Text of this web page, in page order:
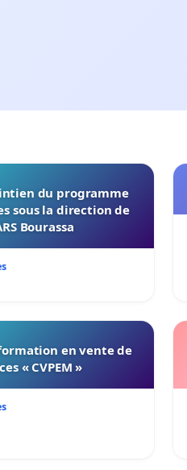
du programme
sous la direction de
Bourassa
en vente de
« CVPEM »